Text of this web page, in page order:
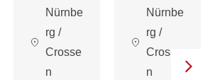
Nürnbe
rg /
Crosse
n
Nürnbe
rg /
Crosse
n